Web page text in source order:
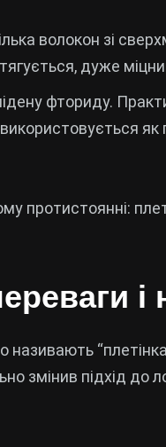
волокон зі
дуже
фториду.
як
протистоянні:
і
називають
змінив підхід до